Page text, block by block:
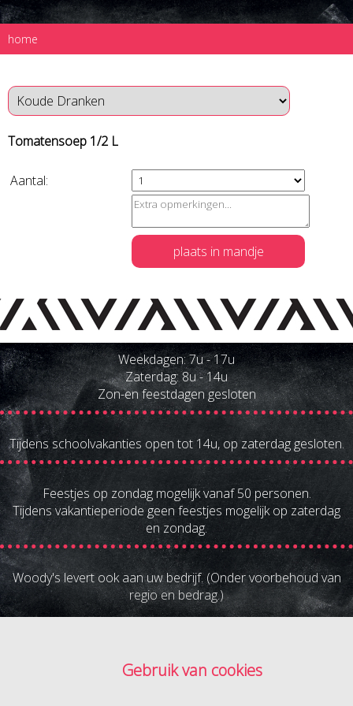
home
Tomatensoep 1/2 L
Aantal:
plaats in mandje
Weekdagen: 7u - 17u
Zaterdag: 8u - 14u
Zon-en feestdagen gesloten
Tijdens schoolvakanties open tot 14u, op zaterdag gesloten.
Feestjes op zondag mogelijk vanaf 50 personen.
Tijdens vakantieperiode geen feestjes mogelijk op zaterdag
en zondag.
Woody's levert ook aan uw bedrijf. (Onder voorbehoud van
regio en bedrag.)
Gebruik van cookies